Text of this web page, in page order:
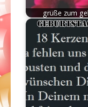
grüße zum